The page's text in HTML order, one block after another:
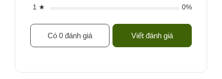
1 ★
0%
Có 0 đánh giá Viết đánh giá